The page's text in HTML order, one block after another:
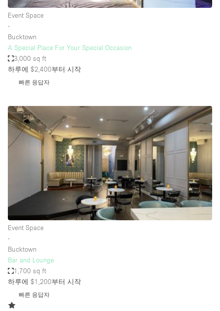
Advertisement Space
Art Gallery
Atelier / Workshop Studio
Boat
Boutique / Shop
Conference Room
Container
Creative Space
Event Space
Fair / Festival
Mansion / House
Meeting Space
Office Space
Event Space
∙
Bucktown
A Special Place For Your Special Occasion
3,000 sq ft
하루에 $2,400부터 시작
빠른 응답자
Event Space
∙
Bucktown
Bar and Lounge
1,700 sq ft
하루에 $1,200부터 시작
빠른 응답자